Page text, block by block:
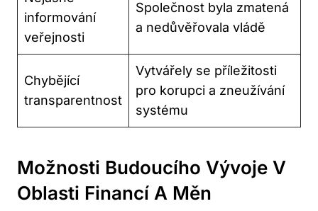
informování
veřejnosti
Společnost byla zmatená
a nedůvěřovala vládě
Chybějící
transparentnost
Vytvářely se příležitosti
pro korupci a zneužívání
systému
Možnosti Budoucího Vývoje V
Oblasti Financí A Měn